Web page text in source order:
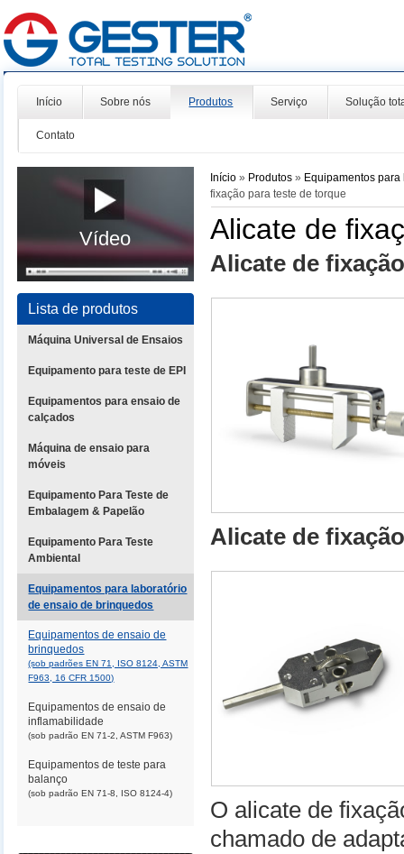
Início Sobre nós Produtos Serviço Solução
Contato
Vídeo
Lista de produtos
Máquina Universal de Ensaios
Equipamento para teste de EPI
Equipamentos para ensaio de
calçados
Máquina de ensaio para
móveis
Equipamento Para Teste de
Embalagem & Papelão
Equipamento Para Teste
Ambiental
Equipamentos para laboratório
de ensaio de brinquedos
Equipamentos de ensaio de
brinquedos
(sob padrões EN 71, ISO 8124, ASTM
F963, 16 CFR 1500)
Equipamentos de ensaio de
inflamabilidade
(sob padrão EN 71-2, ASTM F963)
Equipamentos de teste para
balanço
(sob padrão EN 71-8, ISO 8124-4)
Início » Produtos» Equipamentos
fixação para teste de torque
Alicate de
Alicate de
Alicate de
O alicate de
chamado de